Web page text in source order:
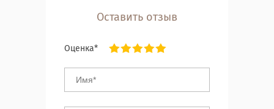
Оставить отзыв
Оценка*